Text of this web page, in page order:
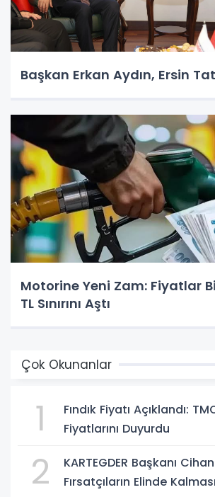
Başkan Erkan Aydın, Ersin
Motorine Yeni Zam: Fiyatlar
TL Sınırını Aştı
Çok Okunanlar
1
Fındık Fiyatı Açıklandı:
Fiyatlarını Duyurdu
2
KARTEGDER Başkanı
Fırsatçıların Elinde